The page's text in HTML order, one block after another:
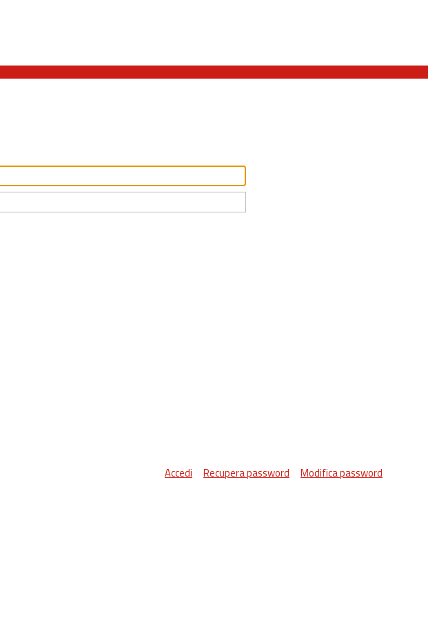
Accedi Recupera password Modifica password